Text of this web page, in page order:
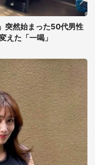
突然始まった50代男性
えた「一喝」